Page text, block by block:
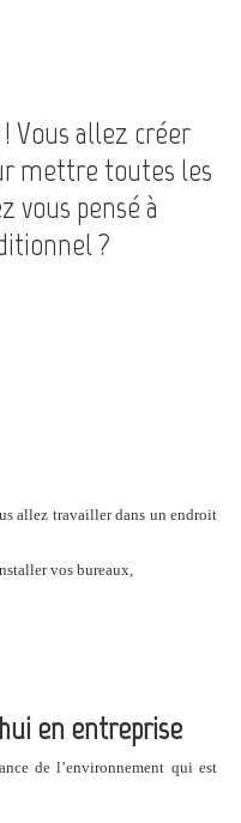
Vous allez créer
mettre toutes les
vous pensé à
?
travailler dans un endroit
vos bureaux,
en entreprise
de l’environnement qui est